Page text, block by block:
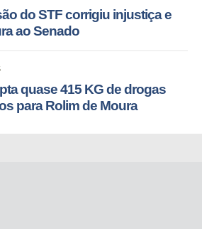
do STF corrigiu injustiça e
ao Senado
quase 415 KG de drogas
para Rolim de Moura